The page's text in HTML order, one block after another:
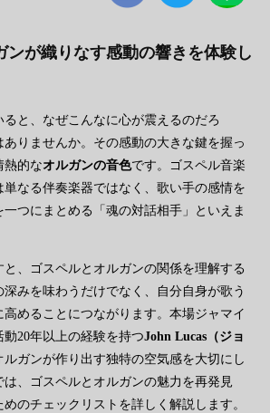
ンが織りなす感動の響きを体験し
ると、なぜこんなに心が震えるのだろ
ありませんか。その感動の大きな鍵を握っ
熱的なオルガンの音色です。ゴスペル音楽
なる伴奏楽器ではなく、歌い手の感情を
つにまとめる「魂の対話相手」といえま
、ゴスペルとオルガンの関係を理解する
みを味わうだけでなく、自分自身が歌う
高めることにつながります。本場ジャマイ
20年以上の経験を持つJohn Lucas（ジョ
ルガンが作り出す独特の空気感を大切にし
は、ゴスペルとオルガンの魅力を再発見
のチェックリストを詳しく解説します。